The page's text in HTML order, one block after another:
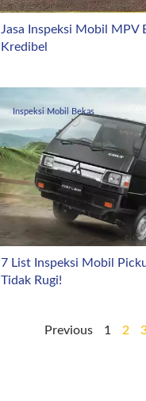
Jasa Inspeksi Mobil MPV
Kredibel
Inspeksi Mobil Bekas
7 List Inspeksi Mobil
Tidak Rugi!
Previous 1 2